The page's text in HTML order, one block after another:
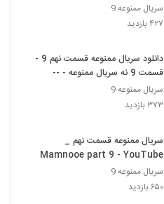
سریال ممنوعه 9
۴۲۷ بازدید
دانلود سریال ممنوعه قسمت نهم 9 -
قسمت 9 نه سریال ممنوعه - --
سریال ممنوعه 9
۳۷۳ بازدید
سریال ممنوعه قسمت نهم _
Mamnooe part 9 - YouTube
سریال ممنوعه 9
۶۵۰ بازدید